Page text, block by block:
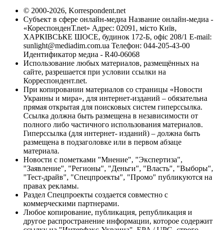
© 2000-2026, Korrespondent.net
Субъект в сфере онлайн-медиа Название онлайн-медиа -
«КореспонденТ.net» Адрес: 02091, місто Київ,
ХАРКІВСЬКЕ ШОСЕ, будинок 172-Б, офіс 208/1 E-mail:
sunlight@mediadim.com.ua Телефон: 044-205-43-00
Идентификатор медиа - R40-06068
Использование любых материалов, размещённых на
сайте, разрешается при условии ссылки на
Корреспондент.net.
При копировании материалов со страницы «Новости
Украины и мира», для интернет-изданий – обязательна
прямая открытая для поисковых систем гиперссылка.
Ссылка должна быть размещена в независимости от
полного либо частичного использования материалов.
Гиперссылка (для интернет- изданий) – должна быть
размещена в подзаголовке или в первом абзаце
материала.
Новости с пометками "Мнение", "Экспертиза",
"Заявление", "Регионы", "Деньги", "Власть", "Выборы",
"Тест-драйв", "Спецпроекты", "Промо" публикуются на
правах рекламы.
Раздел Спецпроекты создается совместно с
коммерческими партнерами.
Любое копирование, публикация, републикация и
другое распространение информации, которое содержит